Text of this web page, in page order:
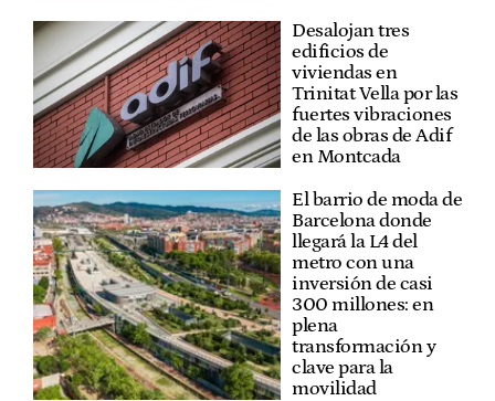
Desalojan tres
edificios de
viviendas en
Trinitat Vella por las
fuertes vibraciones
de las obras de Adif
en Montcada
El barrio de moda de
Barcelona donde
llegará la L4 del
metro con una
inversión de casi
300 millones: en
plena
transformación y
clave para la
movilidad